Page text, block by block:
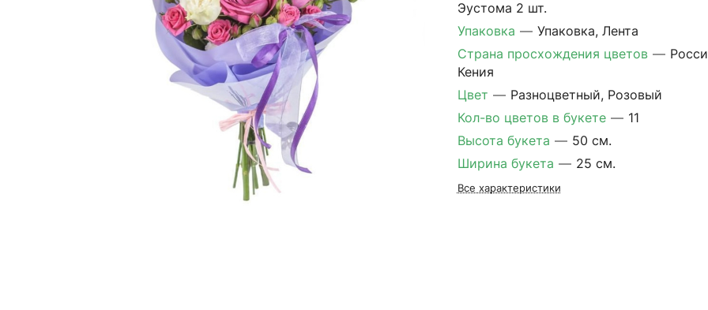
Эустома 2 шт.
Упаковка — Упаковка, Лента
Страна просхождения цветов —
Кения
Цвет — Разноцветный, Розовый
Кол-во цветов в букете — 11
Высота букета — 50 см.
Ширина букета — 25 см.
Все характеристики